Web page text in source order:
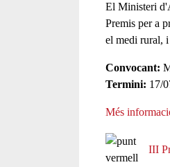
El Ministeri
Premis per a
el medi rural,
Convocant:
Termini: 17/
Més
III